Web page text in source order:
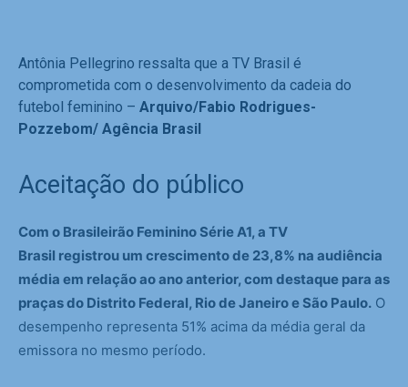
Antônia Pellegrino ressalta que a TV Brasil é
comprometida com o desenvolvimento da cadeia do
futebol feminino – Arquivo/Fabio Rodrigues-
Pozzebom/ Agência Brasil
Aceitação do público
Com o Brasileirão Feminino Série A1, a TV
Brasil registrou um crescimento de 23,8% na audiência
média em relação ao ano anterior, com destaque para as
praças do Distrito Federal, Rio de Janeiro e São Paulo. O
desempenho representa 51% acima da média geral da
emissora no mesmo período.